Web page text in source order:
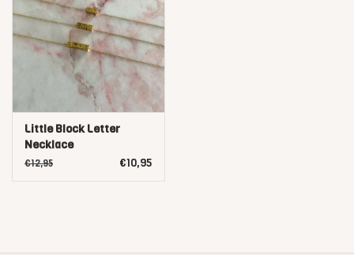
Little Block Letter
Necklace
€12,95 €10,95